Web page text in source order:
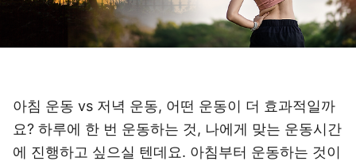
아침 운동 vs 저녁 운동, 어떤 운동이 더 효과적일까
요? 하루에 한 번 운동하는 것, 나에게 맞는 운동시간
에 진행하고 싶으실 텐데요. 아침부터 운동하는 것이